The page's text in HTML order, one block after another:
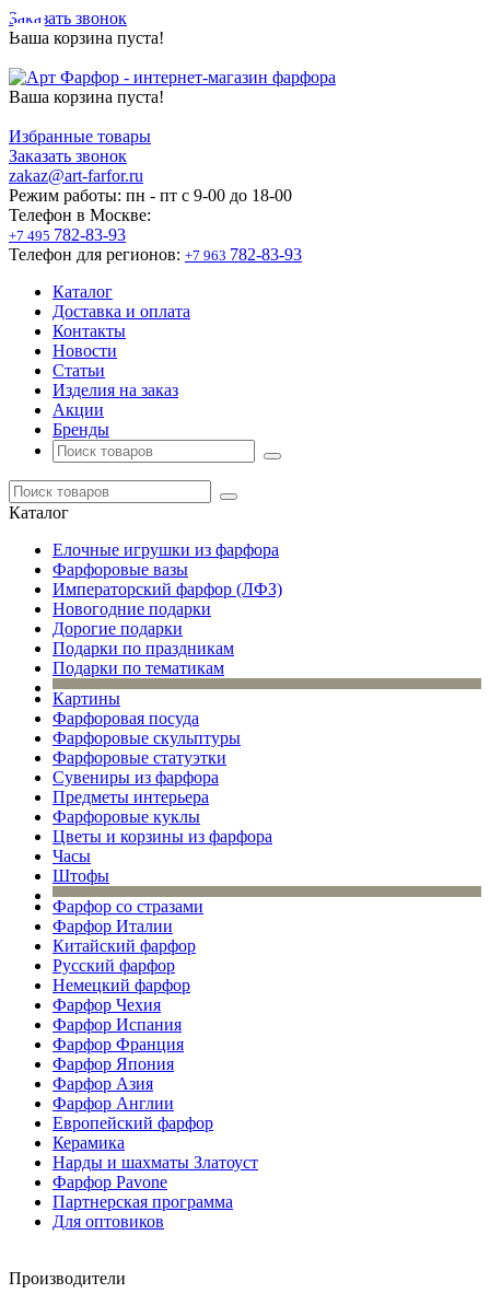
Заказать звонок
Ваша корзина пуста!
Ваша корзина пуста!
Избранные товары
Заказать звонок
zakaz@art-farfor.ru
Режим работы: пн - пт c 9-00 до 18-00
Телефон в Москве:
+7 495 782-83-93
Телефон для регионов: +7 963 782-83-93
Каталог
Доставка и оплата
Контакты
Новости
Статьи
Изделия на заказ
Акции
Бренды
Каталог
Елочные игрушки из фарфора
Фарфоровые вазы
Императорский фарфор (ЛФЗ)
Новогодние подарки
Дорогие подарки
Подарки по праздникам
Подарки по тематикам
Картины
Фарфоровая посуда
Фарфоровые скульптуры
Фарфоровые статуэтки
Сувениры из фарфора
Предметы интерьера
Фарфоровые куклы
Цветы и корзины из фарфора
Часы
Штофы
Фарфор со стразами
Фарфор Италии
Китайский фарфор
Русский фарфор
Немецкий фарфор
Фарфор Чехия
Фарфор Испания
Фарфор Франция
Фарфор Япония
Фарфор Азия
Фарфор Англии
Европейский фарфор
Керамика
Нарды и шахматы Златоуст
Фарфор Pavone
Партнерская программа
Для оптовиков
Производители